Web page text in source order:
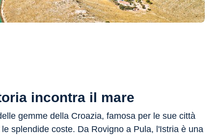
incontra il mare
gemme della Croazia, famosa per le sue città
splendide coste. Da Rovigno a Pula, l'Istria è una